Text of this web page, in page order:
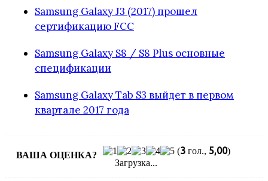
Samsung Galaxy J3 (2017) прошел
сертификацию FCC
Samsung Galaxy S8 / S8 Plus основные
спецификации
Samsung Galaxy Tab S3 выйдет в первом
квартале 2017 года
ВАША ОЦЕНКА? (3 гол., 5,00)
Загрузка...